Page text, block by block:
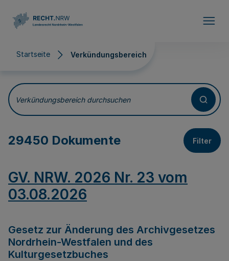
Startseite Verkündungsbereich
Verkündungsbereich
Verkündungsbereich durchsuchen
29450 Dokumente Filter
GV. NRW. 2026 Nr. 23 vom
03.08.2026
Gesetz zur Änderung des Archivgesetzes
Nordrhein-Westfalen und des
Kulturgesetzbuches